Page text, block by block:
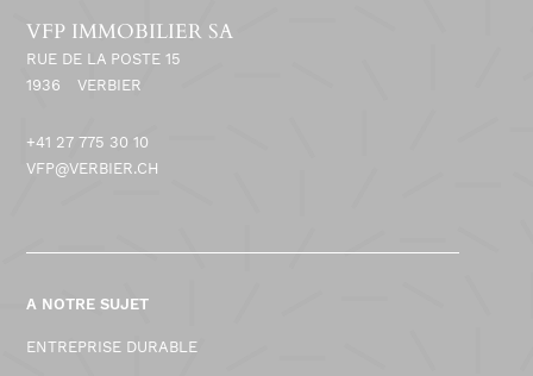
VFP IMMOBILIER SA
RUE DE LA POSTE 15
1936
VERBIER
+41 27 775 30 10
VFP@VERBIER.CH
A NOTRE SUJET
ENTREPRISE DURABLE